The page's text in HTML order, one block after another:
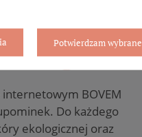
gratis
BOVEM
Do każdego
ekologicznej oraz
Potwierdzam wybrane